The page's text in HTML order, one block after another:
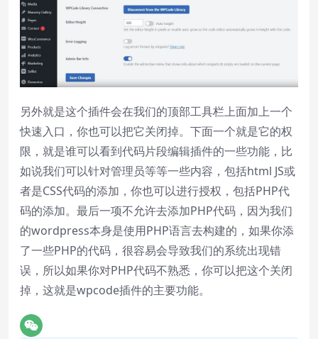
另外就是这个插件会在我们的顶部工具栏上面加上一个
快速入口，你也可以把它关闭掉。下面一个就是它的权
限，就是谁可以看到代码片段编辑插件的一些功能，比
如说我们可以针对管理员等等一些内容，包括html JS或
者是CSS代码的添加，你也可以进行授权，包括PHP代
码的添加。最后一项不允许去添加PHP代码，因为我们
的wordpress本身是使用PHP语言去构建的，如果你添
了一些PHP的代码，很容易会导致我们的系统出现错
误，所以如果你对PHP代码不熟悉，你可以把这个关闭
掉，这就是wpcode插件的主要功能。